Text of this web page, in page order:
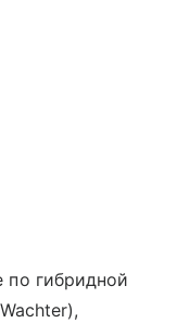
по гибридной